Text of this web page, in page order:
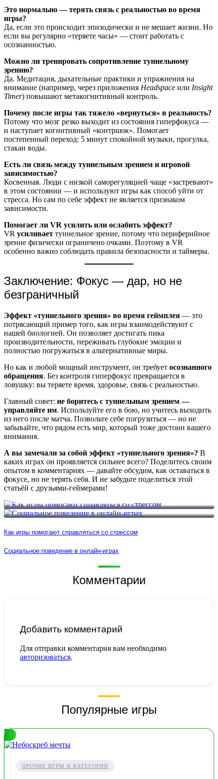
Это нормально — терять связь с реальностью во время
игры?
Да, если это происходит эпизодически и не мешает жизни. Но
если вы регулярно «теряете часы» — стоит работать с
осознанностью.
Можно ли тренировать сопротивление туннельному
зрению?
Да. Медитация, дыхательные практики и упражнения на
внимание (например, через приложения Headspace или Insight
Timer) повышают метакогнитивный контроль.
Почему после игры так тяжело «вернуться» в реальность?
Потому что мозг резко выходит из состояния гиперфокуса —
и наступает когнитивный «контршок». Помогает
постепенный переход: 5 минут спокойной музыки, прогулка,
стакан воды.
Есть ли связь между туннельным зрением и игровой
зависимостью?
Косвенная. Люди с низкой саморегуляцией чаще «застревают»
в этом состоянии — и используют игры как способ уйти от
стресса. Но сам по себе эффект не является признаком
зависимости.
Помогает ли VR усилить или ослабить эффект?
VR усиливает туннельное зрение, потому что периферийное
зрение физически ограничено очками. Поэтому в VR
особенно важно соблюдать правила безопасности и таймеры.
Заключение: Фокус — дар, но не
безграничный
Эффект «туннельного зрения» во время геймплея — это
потрясающий пример того, как игры взаимодействуют с
нашей биологией. Он позволяет достигать пика
производительности, переживать глубокие эмоции и
полностью погружаться в альтернативные миры.
Но как и любой мощный инструмент, он требует осознанного
обращения. Без контроля гиперфокус превращается в
ловушку: вы теряете время, здоровье, связь с реальностью.
Главный совет: не боритесь с туннельным зрением —
управляйте им. Используйте его в бою, но учитесь выходить
из него после матча. Позвольте себе погрузиться — но не
забывайте, что рядом есть мир, который тоже достоин вашего
внимания.
А вы замечали за собой эффект «туннельного зрения»? В
каких играх он проявляется сильнее всего? Поделитесь своим
опытом в комментариях — давайте обсудим, как оставаться в
фокусе, но не терять себя. И не забудьте поделиться этой
статьёй с друзьями-геймерами!
Как игры помогают справляться со стрессом
Социальное поведение в онлайн-играх
Как игры помогают справляться со стрессом
Социальное поведение в онлайн-играх
Комментарии
Добавить комментарий
Для отправки комментария вам необходимо
авторизоваться.
Популярные игры
ПРОЧИЕ ИГРЫ И КАТЕГОРИИ